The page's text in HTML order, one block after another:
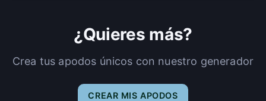
¿Quieres más?
Crea tus apodos únicos con nuestro generador
CREAR MIS APODOS